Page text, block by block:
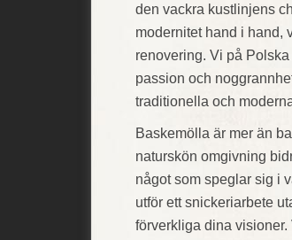
den vackra kustlinjens
modernitet hand i hand,
renovering. Vi på
passion och
traditionella och
Baskemölla är mer än
naturskön omgivning
något som speglar sig i
utför ett snickeriarbete
förverkliga dina